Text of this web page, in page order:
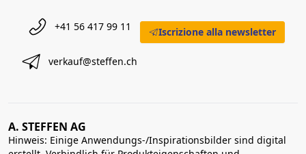
+41 56 417 99 11
verkauf@steffen.ch
Iscrizione alla newsletter
A. STEFFEN AG
Hinweis: Einige Anwendungs-/Inspirationsbilder sind digital